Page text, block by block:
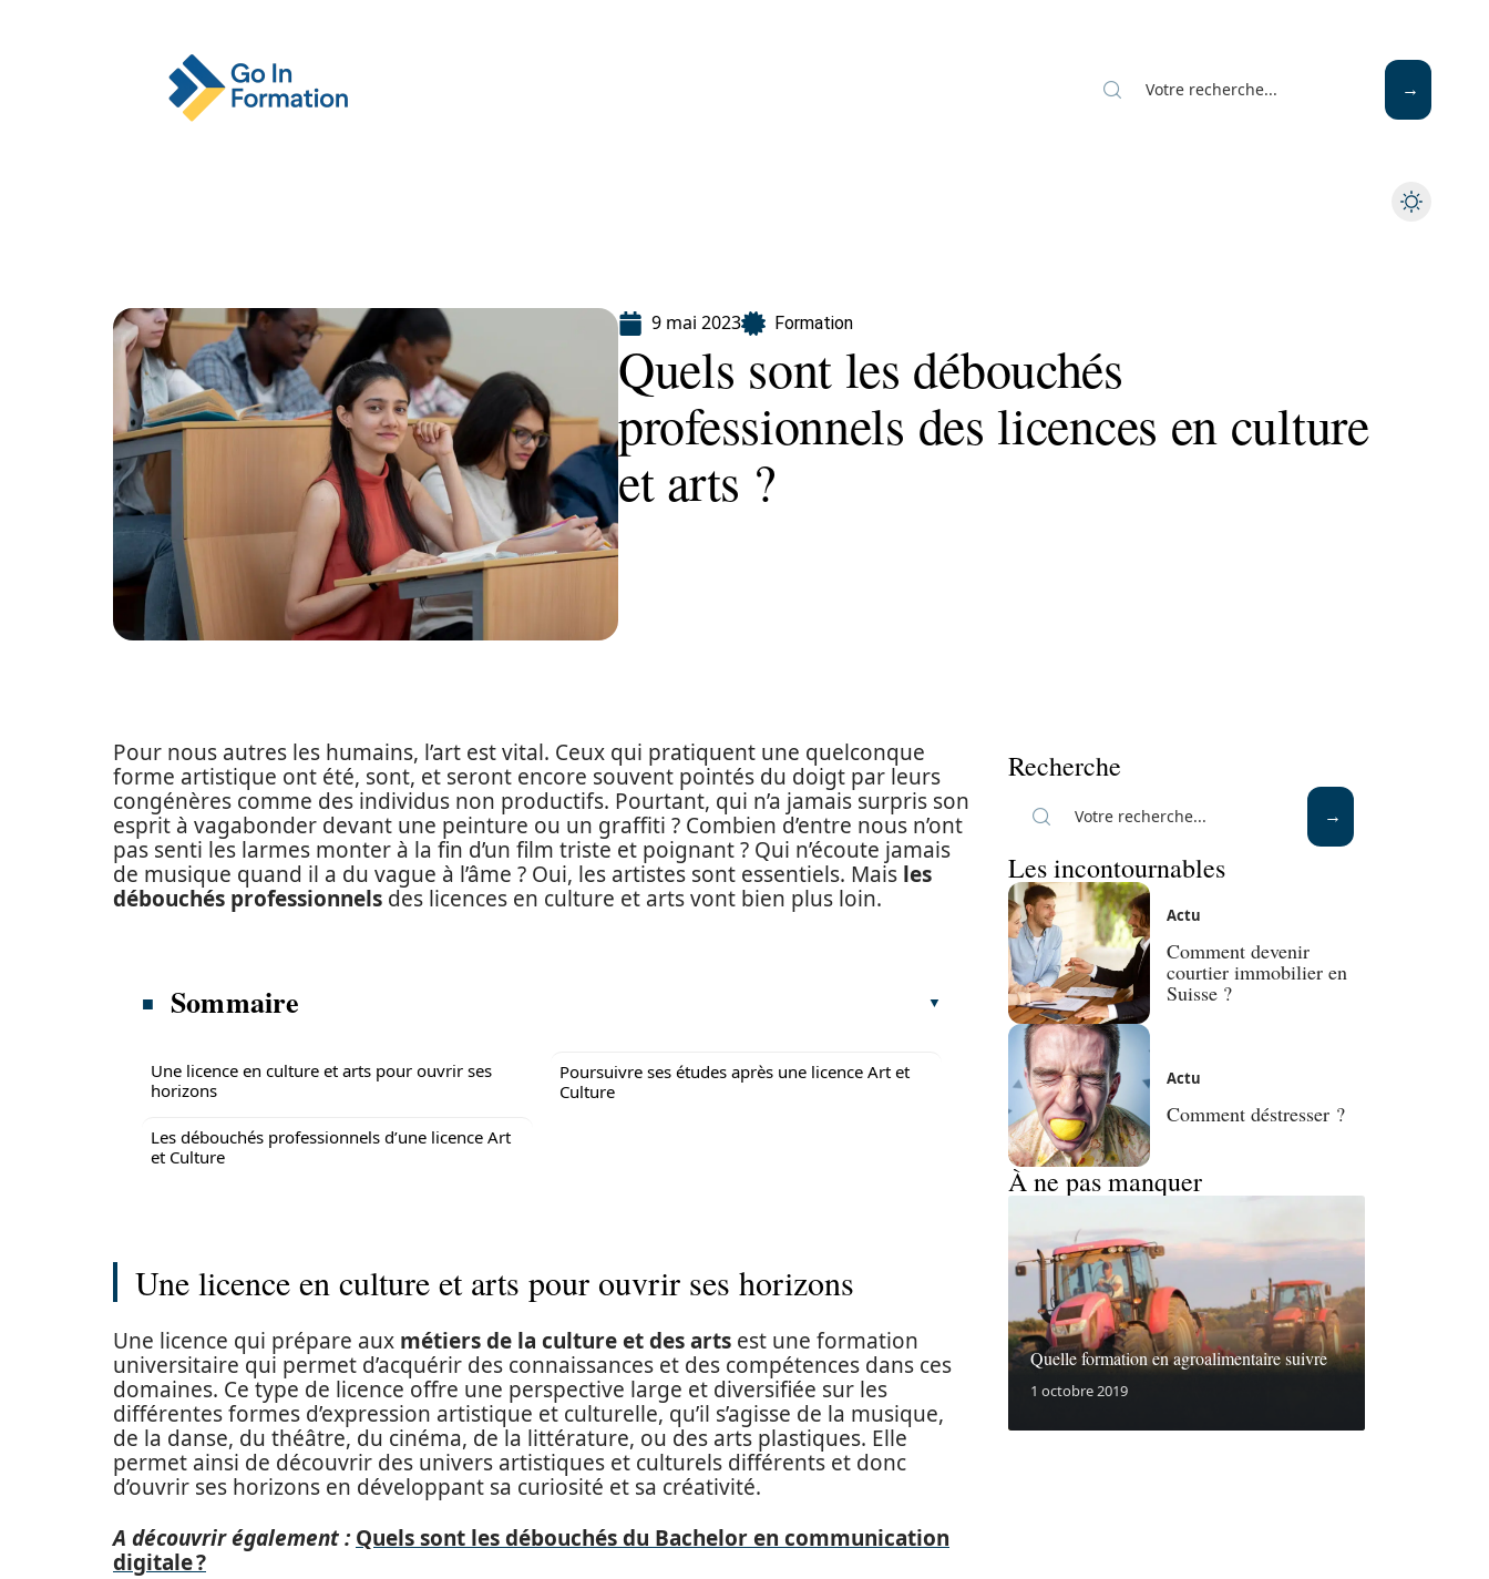
9 mai 2023 Formation
Quels sont les débouchés
professionnels des licences en culture
et arts ?
Pour nous autres les humains, l’art est vital. Ceux qui pratiquent une quelconque
forme artistique ont été, sont, et seront encore souvent pointés du doigt par leurs
congénères comme des individus non productifs. Pourtant, qui n’a jamais surpris son
esprit à vagabonder devant une peinture ou un graffiti ? Combien d’entre nous n’ont
pas senti les larmes monter à la fin d’un film triste et poignant ? Qui n’écoute jamais
de musique quand il a du vague à l’âme ? Oui, les artistes sont essentiels. Mais les
débouchés professionnels des licences en culture et arts vont bien plus loin.
Sommaire
Une licence en culture et arts pour ouvrir ses
horizons
Les débouchés professionnels d’une licence Art
et Culture
Poursuivre ses études après une licence Art et
Culture
Une licence en culture et arts pour ouvrir ses horizons
Une licence qui prépare aux métiers de la culture et des arts est une formation
universitaire qui permet d’acquérir des connaissances et des compétences dans ces
domaines. Ce type de licence offre une perspective large et diversifiée sur les
différentes formes d’expression artistique et culturelle, qu’il s’agisse de la musique,
de la danse, du théâtre, du cinéma, de la littérature, ou des arts plastiques. Elle
permet ainsi de découvrir des univers artistiques et culturels différents et donc
d’ouvrir ses horizons en développant sa curiosité et sa créativité.
A découvrir également : Quels sont les débouchés du Bachelor en communication
digitale ?
Recherche
Les incontournables
Actu
Comment devenir
courtier immobilier en
Suisse ?
Actu
Comment déstresser ?
À ne pas manquer
Quelle formation en agroalimentaire suivre
1 octobre 2019